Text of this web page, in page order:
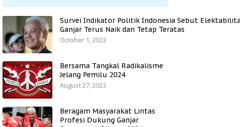
Survei Indikator Politik Indonesia Sebut
Ganjar Terus Naik dan Tetap Teratas
October 1, 2023
Bersama Tangkal Radikalisme
Jelang Pemilu 2024
August 27, 2023
Beragam Masyarakat Lintas
Profesi Dukung Ganjar